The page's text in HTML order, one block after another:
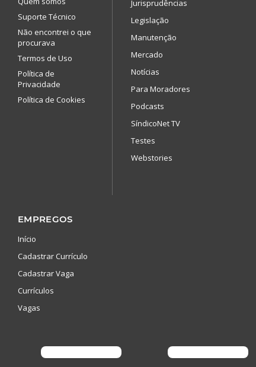
Suporte Técnico
Não encontrei o que
procurava
Termos de Uso
Política de
Privacidade
Política de Cookies
Jurisprudências
Legislação
Manutenção
Mercado
Notícias
Para Moradores
Podcasts
SíndicoNet TV
Testes
Webstories
EMPREGOS
Início
Cadastrar Currículo
Cadastrar Vaga
Currículos
Vagas